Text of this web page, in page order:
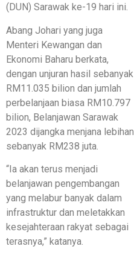
(DUN) Sarawak ke-19 hari ini.
Abang Johari yang juga
Menteri Kewangan dan
Ekonomi Baharu berkata,
dengan unjuran hasil sebanyak
RM11.035 bilion dan jumlah
perbelanjaan biasa RM10.797
bilion, Belanjawan Sarawak
2023 dijangka menjana lebihan
sebanyak RM238 juta.
“Ia akan terus menjadi
belanjawan pengembangan
yang melabur banyak dalam
infrastruktur dan meletakkan
kesejahteraan rakyat sebagai
terasnya,” katanya.